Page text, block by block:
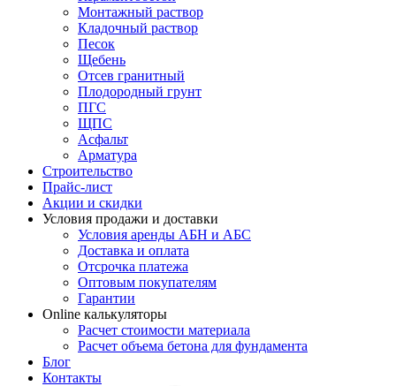
Монтажный раствор
Кладочный раствор
Песок
Щебень
Отсев гранитный
Плодородный грунт
ПГС
ЩПС
Асфальт
Арматура
Строительство
Прайс-лист
Акции и скидки
Условия продажи и доставки
Условия аренды АБН и АБС
Доставка и оплата
Отсрочка платежа
Оптовым покупателям
Гарантии
Online калькуляторы
Расчет стоимости материала
Расчет объема бетона для фундамента
Блог
Контакты